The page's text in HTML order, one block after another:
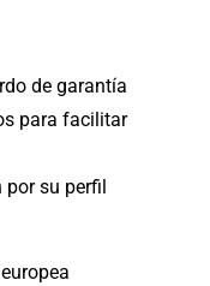
de garantía
para facilitar
su perfil